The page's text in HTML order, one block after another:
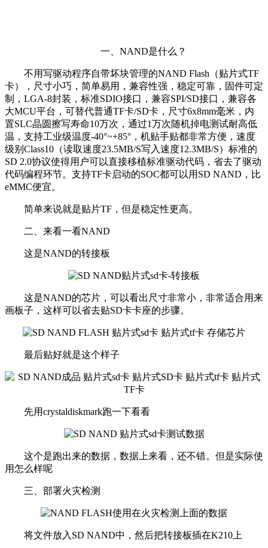
一、NAND是什么？
不用写驱动程序自带坏块管理的NAND Flash（贴片式TF
卡），尺寸小巧，简单易用，兼容性强，稳定可靠，固件可定
制，LGA-8封装，标准SDIO接口，兼容SPI/SD接口，兼容各
大MCU平台，可替代普通TF卡/SD卡，尺寸6x8mm毫米，内
置SLC晶圆擦写寿命10万次，通过1万次随机掉电测试耐高低
温，支持工业级温度-40°~+85°，机贴手贴都非常方便，速度
级别Class10（读取速度23.5MB/S写入速度12.3MB/S）标准的
SD 2.0协议使得用户可以直接移植标准驱动代码，省去了驱动
代码编程环节。支持TF卡启动的SOC都可以用SD NAND，比
eMMC便宜。
简单来说就是贴片TF，但是稳定性更高。
二、来看一看NAND
这是NAND的转接板
这是NAND的芯片，可以看出尺寸非常小，非常适合用来
画板子，这样可以省去贴SD卡卡座的步骤。
最后贴好就是这个样子
先用crystaldiskmark跑一下看看
这个是跑出来的数据，数据上来看，还不错。但是实际使
用怎么样呢
三、部署火灾检测
将文件放入SD NAND中，然后把转接板插在K210上